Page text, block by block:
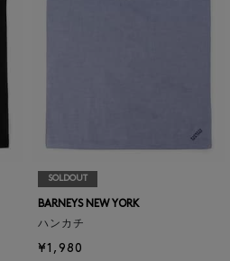
SOLDOUT
BARNEYS NEW YORK
ハンカチ
¥1,980